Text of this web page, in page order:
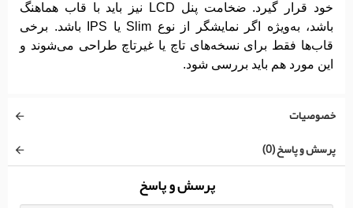
خود قرار گیرد. ضخامت پنل LCD نیز باید با قاب هماهنگ
باشد، به‌ویژه اگر نمایشگر از نوع Slim یا IPS باشد. برخی
قاب‌ها فقط برای نسخه‌های تاچ یا غیرتاچ طراحی می‌شوند و
این مورد هم باید بررسی شود.
خصوصیات
پرسش و پاسخ (0)
پرسش و پاسخ